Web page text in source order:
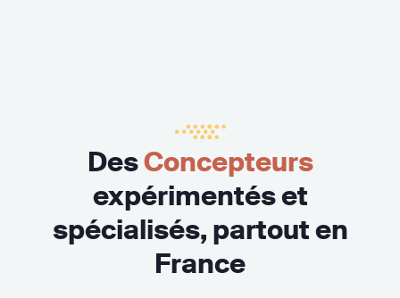
DesConcepteurs
expérimentés et
spécialisés, partout en
France